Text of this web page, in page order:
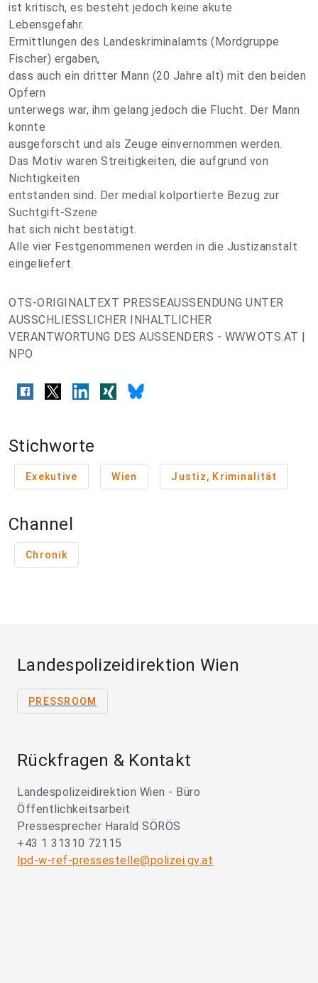
ist kritisch, es besteht jedoch keine akute
Lebensgefahr.
Ermittlungen des Landeskriminalamts (Mordgruppe
Fischer) ergaben,
dass auch ein dritter Mann (20 Jahre alt) mit den beiden
Opfern
unterwegs war, ihm gelang jedoch die Flucht. Der Mann
konnte
ausgeforscht und als Zeuge einvernommen werden.
Das Motiv waren Streitigkeiten, die aufgrund von
Nichtigkeiten
entstanden sind. Der medial kolportierte Bezug zur
Suchtgift-Szene
hat sich nicht bestätigt.
Alle vier Festgenommenen werden in die Justizanstalt
eingeliefert.
OTS-ORIGINALTEXT PRESSEAUSSENDUNG UNTER
AUSSCHLIESSLICHER INHALTLICHER
VERANTWORTUNG DES AUSSENDERS - WWW.OTS.AT |
NPO
Stichworte
Exekutive Wien Justiz, Kriminalität
Channel
Chronik
Landespolizeidirektion Wien
PRESSROOM
Rückfragen & Kontakt
Landespolizeidirektion Wien - Büro
Öffentlichkeitsarbeit
Pressesprecher Harald SÖRÖS
+43 1 31310 72115
lpd-w-ref-pressestelle@polizei.gv.at